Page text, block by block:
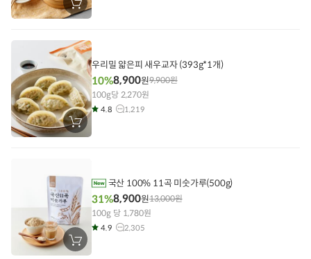
장
바
에
담
기
장
바
기
우리밀 얇은피 새우교자 (393g*1개)
10%8,900원9,900원
100g당 2,270원
4.8 1,219
장
바
국산 100% 11곡 미숫가루(500g)
31%8,900원13,000원
100g 당 1,780원
4.9 2,305